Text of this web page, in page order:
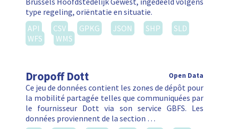
type regeling, oriëntatie en situatie.
API
CSV GPKG JSON SHP
SLD
WFS
WMS
Dropoff Dott Open Data
Ce jeu de données contient les zones de dépôt pour
la mobilité partagée telles que communiquées par
le fournisseur Dott via son service GBFS. Les
données proviennent de la section …